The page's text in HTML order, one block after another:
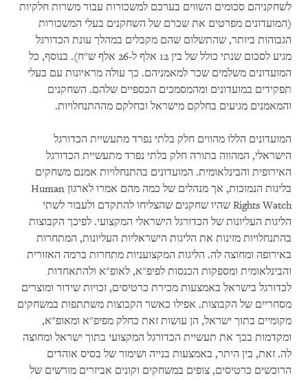
לשחקניהם סכומים השווים בערכם למשכורות עבור משרות חלקיות
(המועדונים מפרטים את שכרם של השחקנים בעלי המשכורות
הגבוהות ביותר, שהתשלום שהם מקבלים במהלך עונת הכדורגל
מגיע לסכום שנתי כולל של בין 12 אלף ל-26 אלף ש"ח). בנוסף, כל
המועדונים משלמים שכר למאמניהם. כך עולה מראיונות עם בעלי
תפקידים במועדונים ומהמסמכים הכספיים שלהם. השחקנים
והמאמנים מגיעים בחלקם מישראל ובחלקם מההתנחלויות.
המועדונים הללו מהווים חלק בלתי נפרד מתעשיית הכדורגל
הישראלי, המהווה בתורה חלק בלתי נפרד מתעשיית הכדורגל
האירופית והבינלאומית. המועדונים בהתנחלויות אמנם משחקים
בליגות הנמוכות, אך מנהלים של כמה מהם אמרו לארגון Human
Rights Watch שהיו שחקנים שהצליחו להתקדם ולעבור לשתי
הליגות העליונות של הכדורגל הישראלי המקצועי. לפיכך הקבוצות
בהתנחלויות מזינות את הליגות הישראליות העליונות, המתחרות
באירופה ומחוצה לה. הליגות המקצועניות מתחרות ברמה האזורית
והבינלאומית ומספקות הכנסות לפיפ"א, לאופ"א ולהתאחדות
לכדורגל בישראל באמצעות מכירת כרטיסים, זכויות שידור ומוצרים
מסחריים של הקבוצות. אפילו כאשר הקבוצות משתתפות במשחקים
מקומיים בתוך ישראל, הן עושות זאת כחלק מפיפ"א ומאופ"א,
ומקדמות בכך את תעשיית הכדורגל המקצועי בתוך ישראל ומחוצה
לה. זאת, בין היתר, באמצעות בנייה ושימור של בסיס אוהדים
הרוכשים כרטיסים, צופים במשחקים וקונים אביזרים מורשים של